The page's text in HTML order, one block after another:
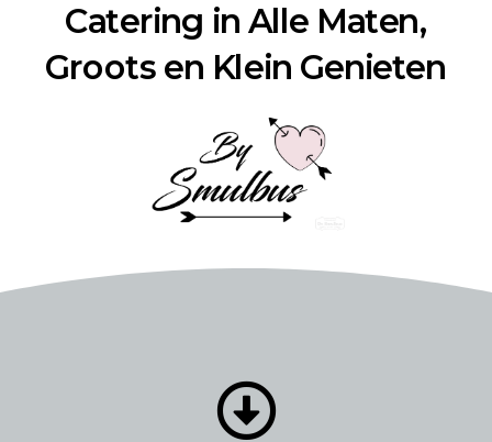
Catering in Alle Maten,
Groots en Klein Genieten
